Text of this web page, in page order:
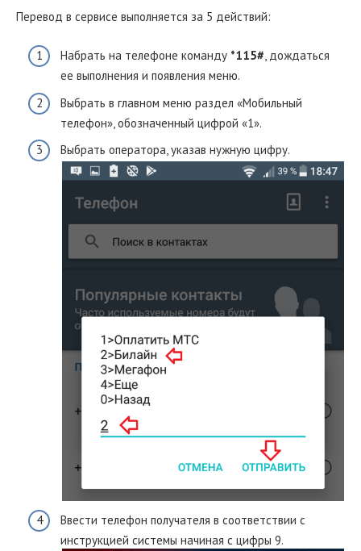
Перевод в сервисе выполняется за 5 действий:
Набрать на телефоне команду *115#, дождаться
ее выполнения и появления меню.
Выбрать в главном меню раздел «Мобильный
телефон», обозначенный цифрой «1».
Выбрать оператора, указав нужную цифру.
Ввести телефон получателя в соответствии с
инструкцией системы начиная с цифры 9.